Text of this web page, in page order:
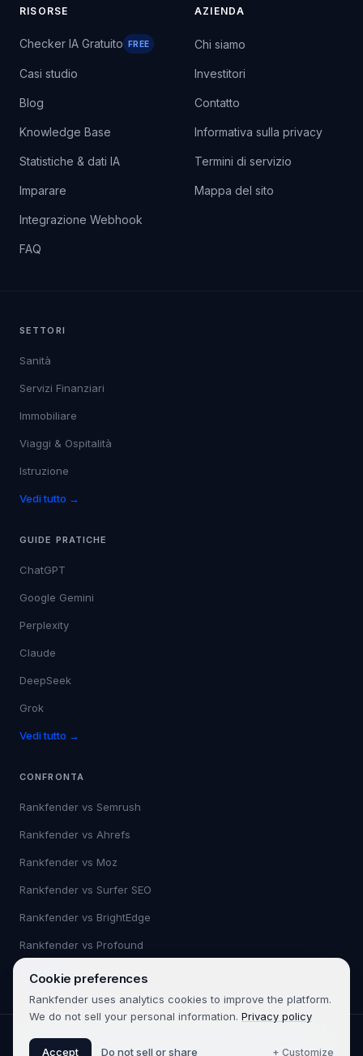
RISORSE
Checker IA Gratuito FREE
Casi studio
Blog
Knowledge Base
Statistiche & dati IA
Imparare
Integrazione Webhook
FAQ
AZIENDA
Chi siamo
Investitori
Contatto
Informativa sulla privacy
Termini di servizio
Mappa del sito
SETTORI
Sanità
Servizi Finanziari
Immobiliare
Viaggi & Ospitalità
Istruzione
Vedi tutto →
GUIDE PRATICHE
ChatGPT
Google Gemini
Perplexity
Claude
DeepSeek
Grok
Vedi tutto →
CONFRONTA
Rankfender vs Semrush
Rankfender vs Ahrefs
Rankfender vs Moz
Rankfender vs Surfer SEO
Rankfender vs BrightEdge
Rankfender vs Profound
Vedi tutto →
©2026Rankfender.
di 361SEO.
Cookie preferences
Rankfender uses analytics cookies to improve the platform.
We do not sell your personal information. Privacy policy
Accept Do not sell or share + Customize